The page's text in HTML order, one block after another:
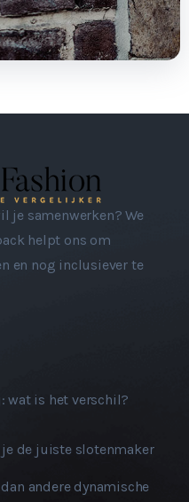
je samenwerken? We
helpt ons om
en nog inclusiever te
is het verschil?
de juiste slotenmaker
andere dynamische